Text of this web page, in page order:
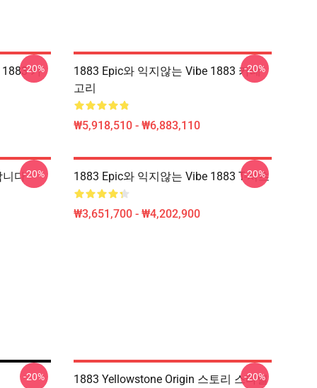
카
-20%
1883 Epic와 익지않는 Vibe 1883 카테
고리
₩5,918,510 - ₩6,883,110
-20%
니다-20% 1883 Epic와 익지않는 Vibe 1883 T-셔츠
₩3,651,700 - ₩4,202,900
-20%
-20%
1883 Yellowstone Origin 스토리 스타일
-20%